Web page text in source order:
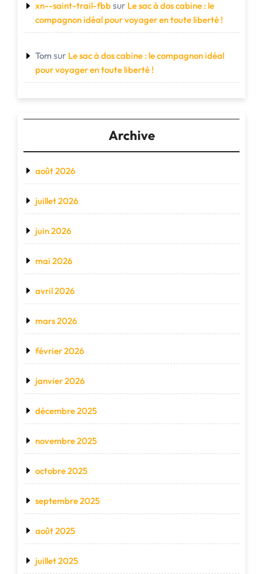
xn--saint-trail-fbbsur Le sac à dos cabine : le
compagnon idéal pour voyager en toute liberté !
Tom sur Le sac à dos cabine : le compagnon idéal
pour voyager en toute liberté !
Archive
août 2026
juillet 2026
juin 2026
mai 2026
avril 2026
mars 2026
février 2026
janvier 2026
décembre 2025
novembre 2025
octobre 2025
septembre 2025
août 2025
juillet 2025